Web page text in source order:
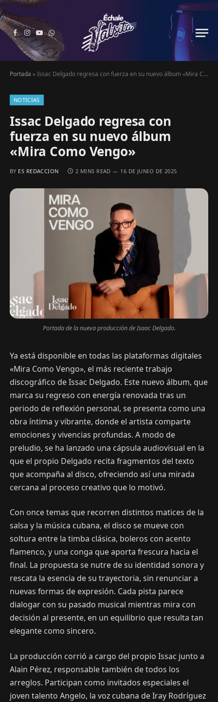
Facebook
Instagram
YouTubeWhatsApp
Portada »Issac Delgado regresa con fuerza en su nuevo álbum «Mira Como Vengo»
NOTICIAS
Issac Delgado regresa con
fuerza en su nuevo álbum
«Mira Como Vengo»
BY ES REDACCION 2 MINS READ 16 DE JUNIO DE 2025
Portada de la nueva producción de Isaac Delgado.
Ya está disponible en todas las plataformas digitales
«Mira Como Vengo», el más reciente trabajo
discográfico de Issac Delgado. Este nuevo álbum, que
marca su regreso con energía renovada tras un
periodo de reflexión personal, se presenta como una
obra íntima y vibrante, donde el artista comparte
emociones y vivencias profundas. A modo de
preludio, se ha lanzado una cápsula audiovisual en la
que el propio Delgado recita fragmentos del texto
que acompaña al disco, ofreciendo así una mirada
cercana al proceso creativo que lo motivó.
Con once temas que recorren distintos matices de la
salsa y la música cubana, el disco se mueve con
soltura entre la timba clásica, boleros con acento
flamenco, y una conga que aporta frescura hacia el
final. La propuesta se nutre de su identidad sonora y
rescata la esencia de su trayectoria, sin renunciar a
nuevas formas de expresión. Cada pista parece
dialogar con su pasado musical mientras mira con
decisión al presente, en un equilibrio que resulta tan
elegante como sincero.
La producción corrió a cargo del propio Issac junto a
Alain Pérez, responsable también de todos los
arreglos. Participan como invitados especiales el
joven talento Angelo, la voz cubana de Iray Rodríguez